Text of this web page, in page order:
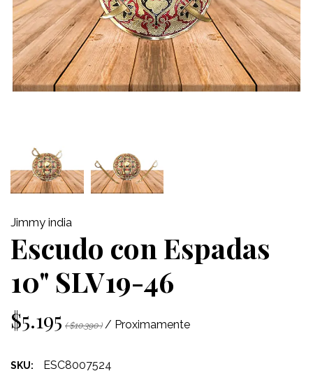
Jimmy india
Escudo con Espadas
10" SLV19-46
$5.195 ( $10.390 ) / Proximamente
SKU: ESC8007524